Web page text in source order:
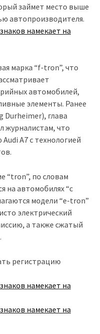
займет место выше
автопроизводителя.
марка “f-tron”, что
автомобилей,
элементы. Ранее
глава
журналистам, что
A7 с технологией
“tron”, по словам
на автомобилях “с
модели “e-tron”
электрический
а также сжатый
регистрацию